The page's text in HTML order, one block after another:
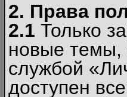
2. Права
2.1 Только
новые темы,
службой
доступен